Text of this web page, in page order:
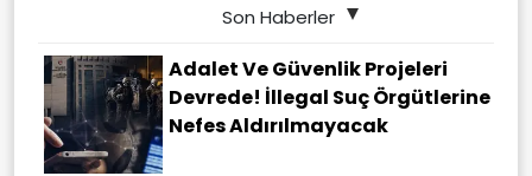
Son Haberler
Adalet Ve Güvenlik Projeleri
Devrede! İllegal Suç Örgütlerine
Nefes Aldırılmayacak